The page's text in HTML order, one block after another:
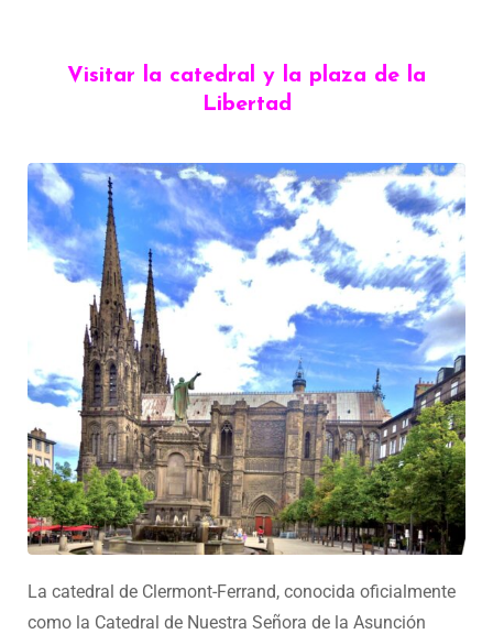
Visitar la catedral y la plaza de la
Libertad
La catedral de Clermont-Ferrand, conocida oficialmente
como la Catedral de Nuestra Señora de la Asunción